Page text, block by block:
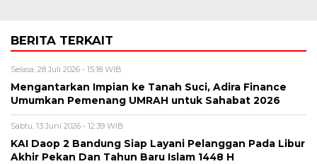
BERITA TERKAIT
Selasa, 28 Juli 2026 - 15:18 WIB
Mengantarkan Impian ke Tanah Suci, Adira Finance
Umumkan Pemenang UMRAH untuk Sahabat 2026
Sabtu, 13 Juni 2026 - 12:39 WIB
KAI Daop 2 Bandung Siap Layani Pelanggan Pada Libur
Akhir Pekan Dan Tahun Baru Islam 1448 H